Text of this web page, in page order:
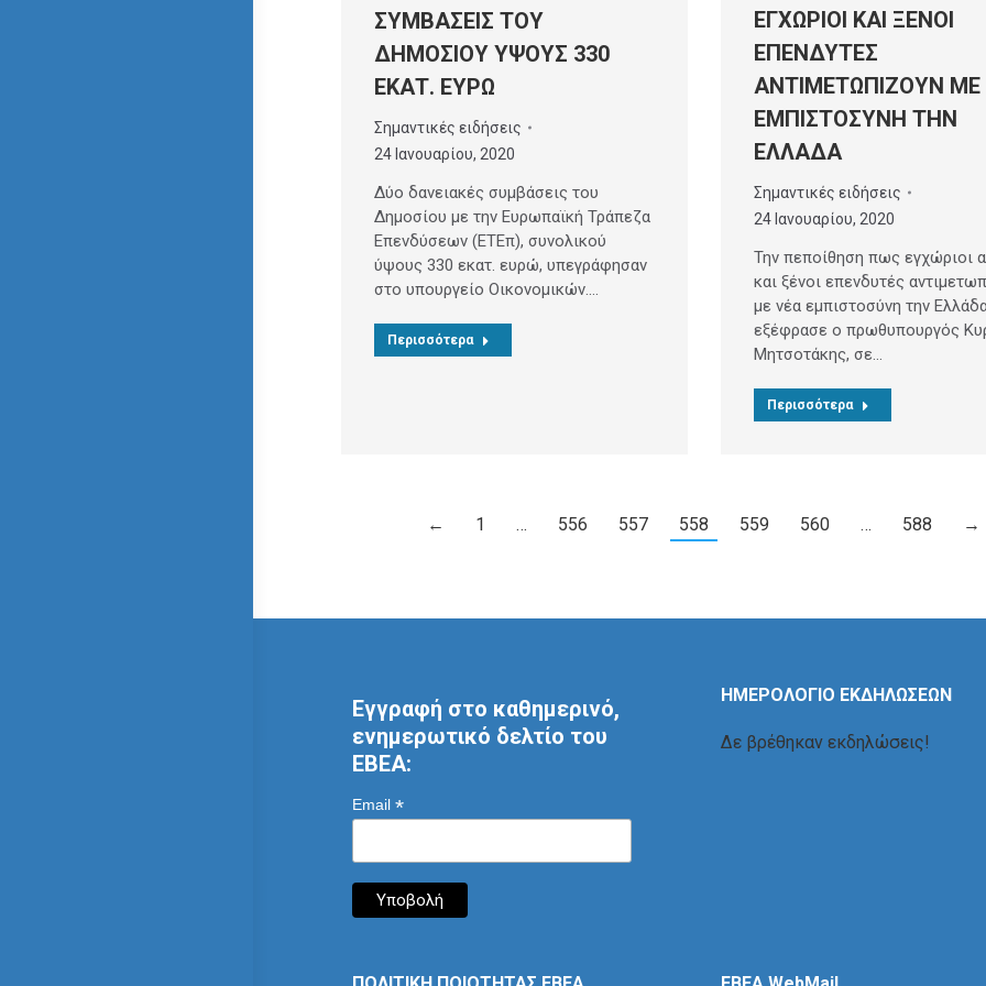
ΣΥΜΒΑΣΕΙΣ ΤΟΥ
ΔΗΜΟΣΙΟΥ ΥΨΟΥΣ 330
ΕΚΑΤ. ΕΥΡΩ
Σημαντικές ειδήσεις
24 Ιανουαρίου, 2020
Δύο δανειακές συμβάσεις του
Δημοσίου με την Ευρωπαϊκή Τράπεζα
Επενδύσεων (ΕΤΕπ), συνολικού
ύψους 330 εκατ. ευρώ, υπεγράφησαν
στο υπουργείο Οικονομικών.…
Περισσότερα
ΕΓΧΩΡΙΟΙ ΚΑΙ ΞΕΝΟΙ
ΕΠΕΝΔΥΤΕΣ
ΑΝΤΙΜΕΤΩΠΙΖΟΥΝ ΜΕ
ΕΜΠΙΣΤΟΣΥΝΗ ΤΗΝ
ΕΛΛΑΔΑ
Σημαντικές ειδήσεις
24 Ιανουαρίου, 2020
Την πεποίθηση πως εγχώριοι
και ξένοι επενδυτές
με νέα εμπιστοσύνη την
εξέφρασε ο πρωθυπουργός
Μητσοτάκης, σε…
Περισσότερα
← 1 … 556 557 558 559 560 … 588 →
Εγγραφή στο καθημερινό,
ενημερωτικό δελτίο του
ΕΒΕΑ:
Email *
ΗΜΕΡΟΛΟΓΙΟ ΕΚΔΗΛΩΣΕΩΝ
Δε βρέθηκαν εκδηλώσεις!